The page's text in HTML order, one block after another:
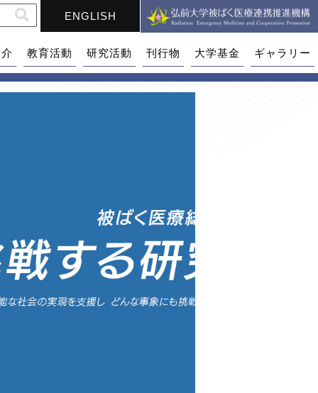
ENGLISH
教育活動 研究活動 刊行物 大学基金 ギャラリー